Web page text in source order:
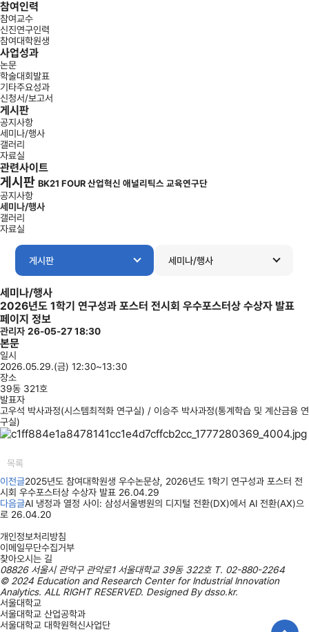
참여인력
참여교수
신진연구인력
참여대학원생
사업성과
논문
학술대회발표
기타주요성과
신청서/보고서
게시판
공지사항
세미나/행사
갤러리
자료실
관련사이트
게시판 BK21 FOUR 산업혁신 애널리틱스 교육연구단
공지사항
세미나/행사
갤러리
자료실
게시판 세미나/행사
세미나/행사
2026년도 1학기 연구성과 포스터 전시회 우수포스터상 수상자 발표
페이지 정보
관리자 26-05-27 18:30
본문
일시
2026.05.29.(금) 12:30~13:30
장소
39동 321호
발표자
고우석 박사과정(시스템최적화 연구실) / 이승주 박사과정(통계학습 및 계산금융 연
구실)
목록
이전글2025년도 참여대학원생 우수논문상, 2026년도 1학기 연구성과 포스터 전
시회 우수포스터상 수상자 발표 26.04.29
다음글AI 냉정과 열정 사이: 삼성서울병원의 디지털 전환(DX)에서 AI 전환(AX)으
로 26.04.20
개인정보처리방침
이메일무단수집거부
찾아오시는 길
08826 서울시 관악구 관악로1 서울대학교 39동 322호 T. 02-880-2264
© 2024 Education and Research Center for Industrial Innovation
Analytics. ALL RIGHT RESERVED. Designed Bydsso.kr.
서울대학교
서울대학교 산업공학과
서울대학교 대학원혁신사업단